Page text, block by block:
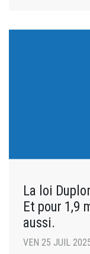
La loi
Et pour 1,9
aussi.
VEN 25 JUIL